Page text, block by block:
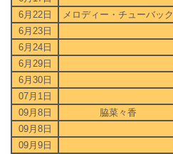
6月22日
メロディー・チューバック
6月23日
6月24日
6月29日
6月30日
07月1日
09月8日
脇菜々香
09月8日
09月9日